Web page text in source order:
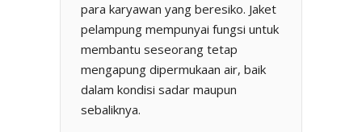
para karyawan yang beresiko. Jaket
pelampung mempunyai fungsi untuk
membantu seseorang tetap
mengapung dipermukaan air, baik
dalam kondisi sadar maupun
sebaliknya.